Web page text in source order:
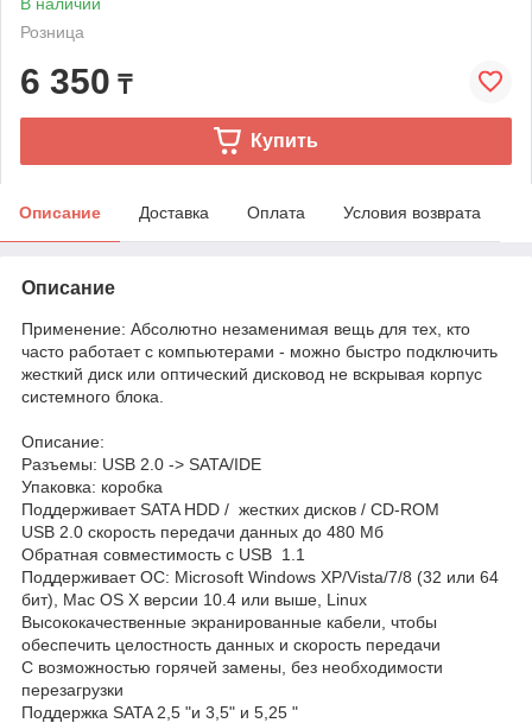
Розница
6 350 ₸
Купить
Описание Доставка Оплата Условия возврата
Описание
Применение: Абсолютно незаменимая вещь для тех, кто
часто работает с компьютерами - можно быстро подключить
жесткий диск или оптический дисковод не вскрывая корпус
системного блока.
Описание:
Разъемы: USB 2.0 -> SATA/IDE
Упаковка: коробка
Поддерживает SATA HDD / жестких дисков / CD-ROM
USB 2.0 скорость передачи данных до 480 Мб
Обратная совместимость с USB 1.1
Поддерживает ОС: Microsoft Windows XP/Vista/7/8 (32 или 64
бит), Mac OS X версии 10.4 или выше, Linux
Высококачественные экранированные кабели, чтобы
обеспечить целостность данных и скорость передачи
С возможностью горячей замены, без необходимости
перезагрузки
Поддержка SATA 2,5 "и 3,5" и 5,25 "